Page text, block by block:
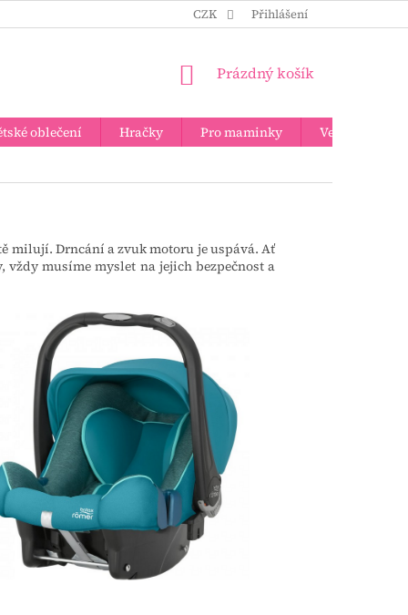
CZK Přihlášení
NÁKUPNÍ
Prázdný košík
oblečení Hračky Pro maminky
Velkoobchod
milují. Drncání a zvuk motoru je uspává. Ať
musíme myslet na jejich bezpečnost a